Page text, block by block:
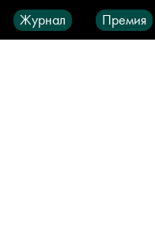
Журнал Премия
Город IT-продукты